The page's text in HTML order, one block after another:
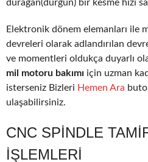
durağan(durgun) bir kesme hızı
Elektronik dönem elemanları ile
devreleri olarak adlandırılan
ve momentleri oldukça duyarlı
mil motoru bakımı için uzman
isterseniz Bizleri Hemen Ara
ulaşabilirsiniz.
CNC SPINDLE
IŞLEMLERI